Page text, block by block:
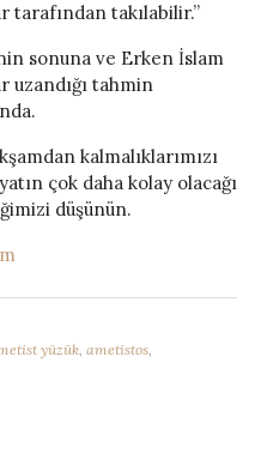
tarafından takılabilir.”
sonuna ve Erken İslam
uzandığı tahmin
kalmalıklarımızı
çok daha kolay olacağı
düşünün.
yüzük, ametistos,